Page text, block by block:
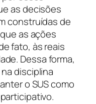
as decisões
construídas de
as ações
fato, às reais
Dessa forma,
disciplina
o SUS como